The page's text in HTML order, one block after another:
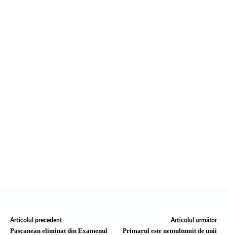
Articolul precedent
Pascanean eliminat din Examenul
Articolul următor
Primarul este nemultumit de unii